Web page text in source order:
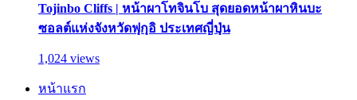
Tojinbo Cliffs | หน้าผาโทจินโบ สุดยอดหน้าผาหินบะ
ซอลต์แห่งจังหวัดฟุกุอิ ประเทศญี่ปุ่น
1,024 views
หน้าแรก